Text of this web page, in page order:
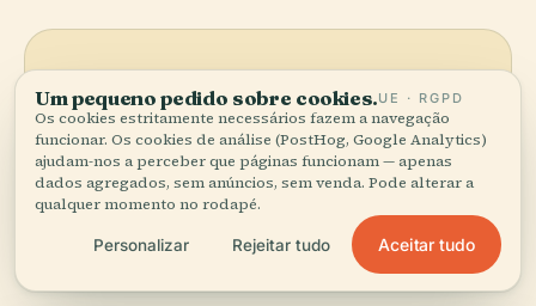
Explore a zona
Veja Atelier de Paris no mapa
e descubra o que há por
perto.
Ver mapa
Um pequeno pedido sobre cookies.UE · RGPD
Os cookies estritamente necessários fazem a navegação
funcionar. Os cookies de análise (PostHog, Google Analytics)
ajudam-nos a perceber que páginas funcionam — apenas
dados agregados, sem anúncios, sem venda. Pode alterar a
qualquer momento no rodapé.
Personalizar Rejeitar tudo Aceitar tudo